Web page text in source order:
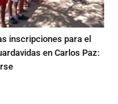
inscripciones para el
en Carlos Paz: